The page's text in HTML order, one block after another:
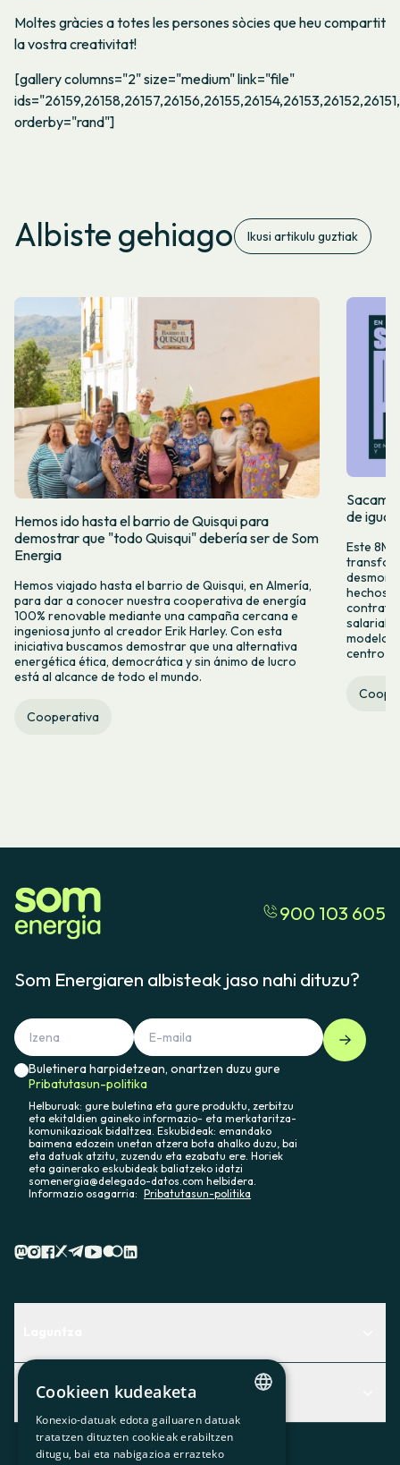
Moltes gràcies a totes les persones sòcies que heu compartit
la vostra creativitat!
[gallery columns="2" size="medium" link="file"
orderby="rand"]
Albiste gehiago Ikusi artikulu guztiak
Hemos ido hasta el barrio de Quisqui para
demostrar que "todo Quisqui" debería ser de Som
Energia
Hemos viajado hasta el barrio de Quisqui, en Almería,
para dar a conocer nuestra cooperativa de energía
100% renovable mediante una campaña cercana e
ingeniosa junto al creador Erik Harley. Con esta
iniciativa buscamos demostrar que una alternativa
energética ética, democrática y sin ánimo de lucro
está al alcance de todo el mundo.
Cooperativa
de
Este 8M,
hechos y
salarial y
modelo
centro
900 103 605
Som Energiaren albisteak jaso nahi dituzu?
Buletinera harpidetzean, onartzen duzu gure
Pribatutasun-politika
Helburuak: gure buletina eta gure produktu, zerbitzu
eta ekitaldien gaineko informazio- eta merkataritza-
komunikazioak bidaltzea. Eskubideak: emandako
baimena edozein unetan atzera bota ahalko duzu, bai
eta datuak atzitu, zuzendu eta ezabatu ere. Horiek
eta gainerako eskubideak baliatzeko idatzi
somenergia@delegado-datos.com helbidera.
Informazio osagarria: Pribatutasun-politika
Centro de Ayuda
Aurkitu zerbitzurik egokiena zuretzat
Contacto
Albisteak
Albisteak
Bazkideen txokoa
CATALAN
SPANISH
Cookieen kudeaketa
Konexio-datuak edota gailuaren datuak
tratatzen dituzten cookieak erabiltzen
ditugu, bai eta nabigazioa errazteko